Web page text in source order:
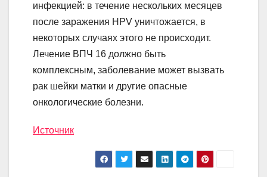
инфекцией: в течение нескольких месяцев
после заражения HPV уничтожается, в
некоторых случаях этого не происходит.
Лечение ВПЧ 16 должно быть
комплексным, заболевание может вызвать
рак шейки матки и другие опасные
онкологические болезни.
Источник